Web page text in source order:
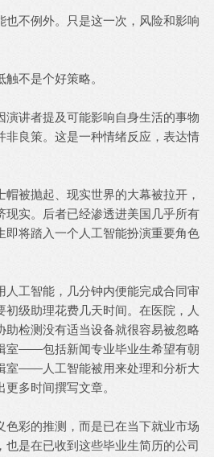
也不例外。只是这一次，风险和影响
不是个好策略。
演讲者提及可能影响自身生活的事物
非良策。这是一种情绪反应，表达情
帽被抛起、现实世界的大幕被拉开，
现实。后者已经渗透进美国几乎所有
即将踏入一个人工智能扮演重要角色
人工智能，几分钟内便能完成合同审
初级助理花费几天时间。在医院，人
助检测没有适当设备就很容易被忽略
室——包括新闻专业毕业生希望有朝
室——人工智能被用来处理和分析大
多时间撰写文章。
色彩的推测，而是已在当下就业市场
也是在已收到这些毕业生简历的公司